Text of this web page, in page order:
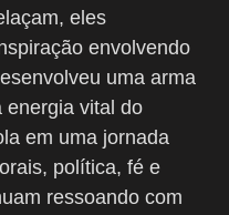
eles
envolvendo
uma arma
vital do
em uma jornada
política, fé e
ressoando com